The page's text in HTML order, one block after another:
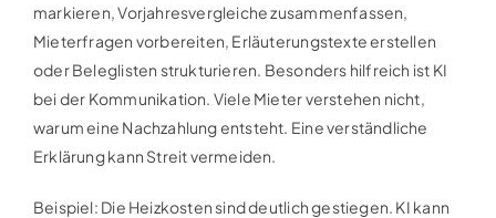
markieren, Vorjahresvergleiche zusammenfassen,
Mieterfragen vorbereiten, Erläuterungstexte erstellen
oder Beleglisten strukturieren. Besonders hilfreich ist KI
bei der Kommunikation. Viele Mieter verstehen nicht,
warum eine Nachzahlung entsteht. Eine verständliche
Erklärung kann Streit vermeiden.
Beispiel: Die Heizkosten sind deutlich gestiegen. KI kann